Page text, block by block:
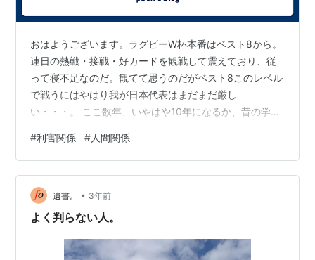
おはようございます。ラグビーW杯本番はベスト8から。
連日の熱戦・接戦・好カードを観戦して震えており、従
って寝不足なのだ。観てて思うのだがベスト8このレベル
で戦うにはやはり我が日本代表はまだまだ厳し
い・・・。 ここ数年、いやはや10年になるか、昔の学生
に年賀状やLINEで一言二言接点はあるにはあるが、再会
したり飲んだり遊んだり一切皆無。わざとではないけれ
ど、無意識にオイラが避けているのもある。よっぽど現
在進行形で近いヒト、それはオイラの会社の取締役で会
ったり、それこそ日頃取引している先の個人であった
#利害関係 #人間関係
遺書。 • 3年前
よく判らない人。